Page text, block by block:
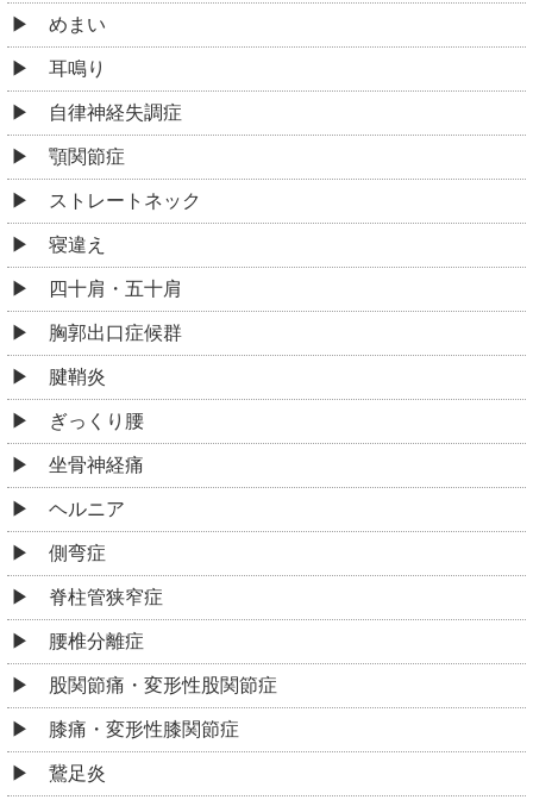
めまい
耳鳴り
自律神経失調症
顎関節症
ストレートネック
寝違え
四十肩・五十肩
胸郭出口症候群
腱鞘炎
ぎっくり腰
坐骨神経痛
ヘルニア
側弯症
脊柱管狭窄症
腰椎分離症
股関節痛・変形性股関節症
膝痛・変形性膝関節症
鵞足炎